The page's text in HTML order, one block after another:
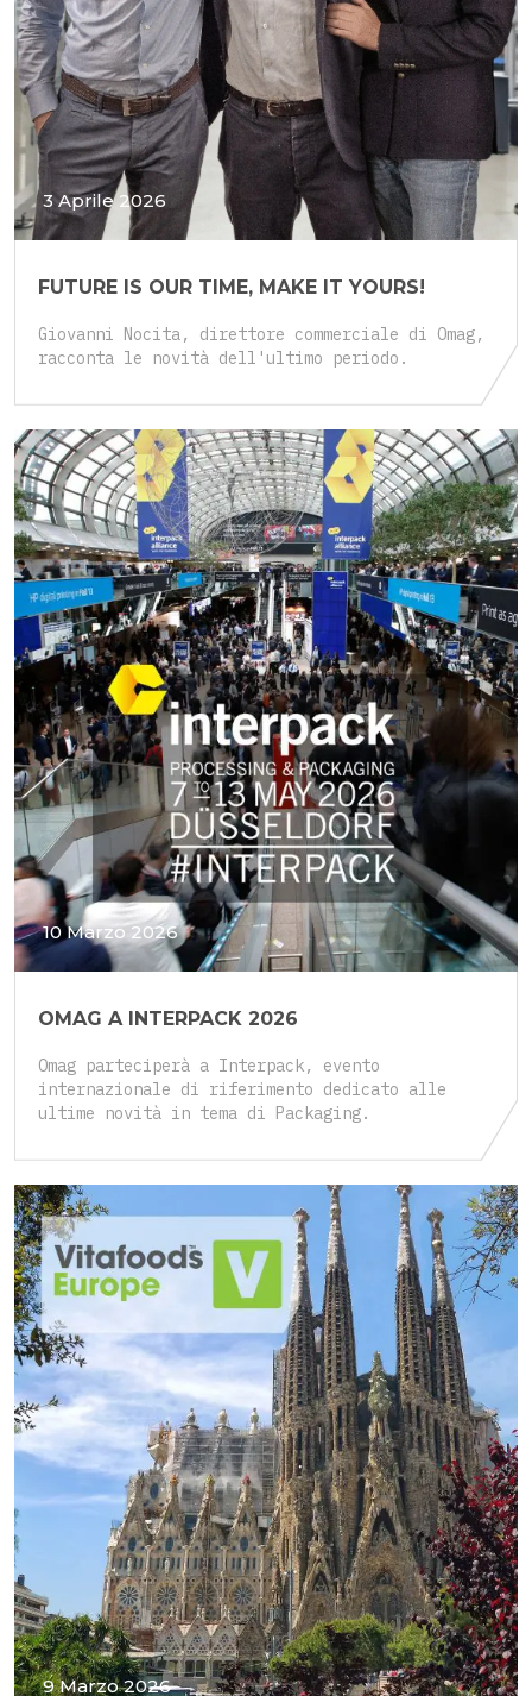
3 Aprile 2026
FUTURE IS OUR TIME, MAKE IT YOURS!
Giovanni Nocita, direttore commerciale di Omag,
racconta le novità dell'ultimo periodo.
10 Marzo 2026
OMAG A INTERPACK 2026
Omag parteciperà a Interpack, evento
internazionale di riferimento dedicato alle
ultime novità in tema di Packaging.
9 Marzo 2026